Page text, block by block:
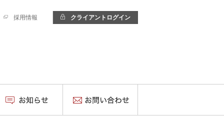
採用情報 クライアントログイン